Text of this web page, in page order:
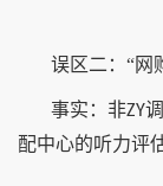
误区二：“网
事实：非ZY
配中心的听力评